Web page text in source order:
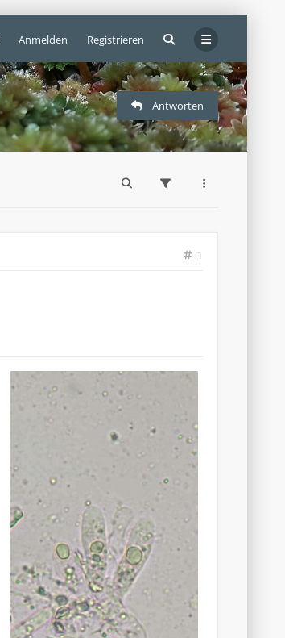
Anmelden Registrieren
Antworten
1